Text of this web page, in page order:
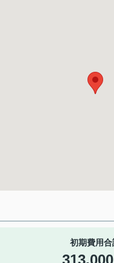
初期費用合